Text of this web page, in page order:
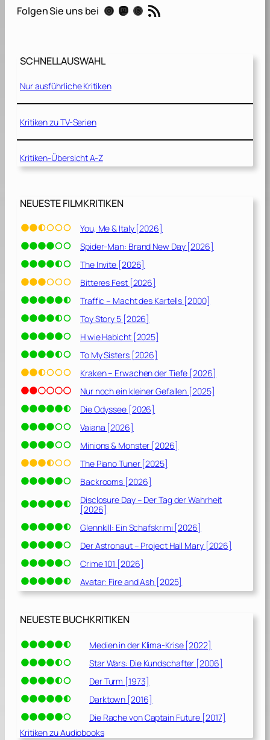
Folgen Sie uns bei Instagram Mastodon Threads RSS-Feed
SCHNELLAUSWAHL
Nur ausführliche Kritiken
Kritiken zu TV-Serien
Kritiken-Übersicht A-Z
NEUESTE FILMKRITIKEN
You, Me & Italy [2026]
Spider-Man: Brand New Day [2026]
The Invite [2026]
Bitteres Fest [2026]
Traffic – Macht des Kartells [2000]
Toy Story 5 [2026]
H wie Habicht [2025]
To My Sisters [2026]
Kraken – Erwachen der Tiefe [2026]
Nur noch ein kleiner Gefallen [2025]
Die Odyssee [2026]
Vaiana [2026]
Minions & Monster [2026]
The Piano Tuner [2025]
Backrooms [2026]
Disclosure Day – Der Tag der Wahrheit
[2026]
Glennkill: Ein Schafskrimi [2026]
Der Astronaut – Project Hail Mary [2026]
Crime 101 [2026]
Avatar: Fire and Ash [2025]
NEUESTE BUCHKRITIKEN
Medien in der Klima-Krise [2022]
Star Wars: Die Kundschafter [2006]
Der Turm [1973]
Darktown [2016]
Die Rache von Captain Future [2017]
Kritiken zu Audiobooks